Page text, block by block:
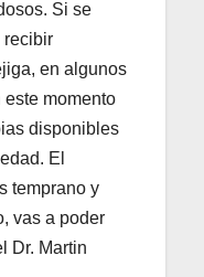
Si se
recibir
en algunos
este momento
disponibles
El
temprano y
vas a poder
Dr. Martin